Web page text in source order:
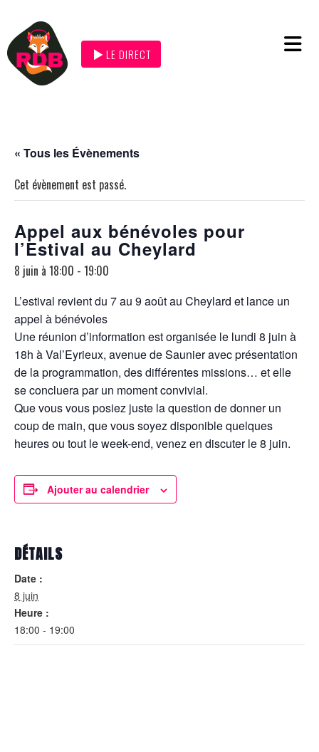
LE DIRECT
« Tous les Évènements
Cet évènement est passé.
Appel aux bénévoles pour
l’Estival au Cheylard
8 juin à 18:00 - 19:00
L’estival revient du 7 au 9 août au Cheylard et lance un
appel à bénévoles
Une réunion d’information est organisée le lundi 8 juin à
18h à Val’Eyrieux, avenue de Saunier avec présentation
de la programmation, des différentes missions… et elle
se concluera par un moment convivial.
Que vous vous posiez juste la question de donner un
coup de main, que vous soyez disponible quelques
heures ou tout le week-end, venez en discuter le 8 juin.
Ajouter au calendrier
DÉTAILS
Date :
8 juin
Heure :
18:00 - 19:00